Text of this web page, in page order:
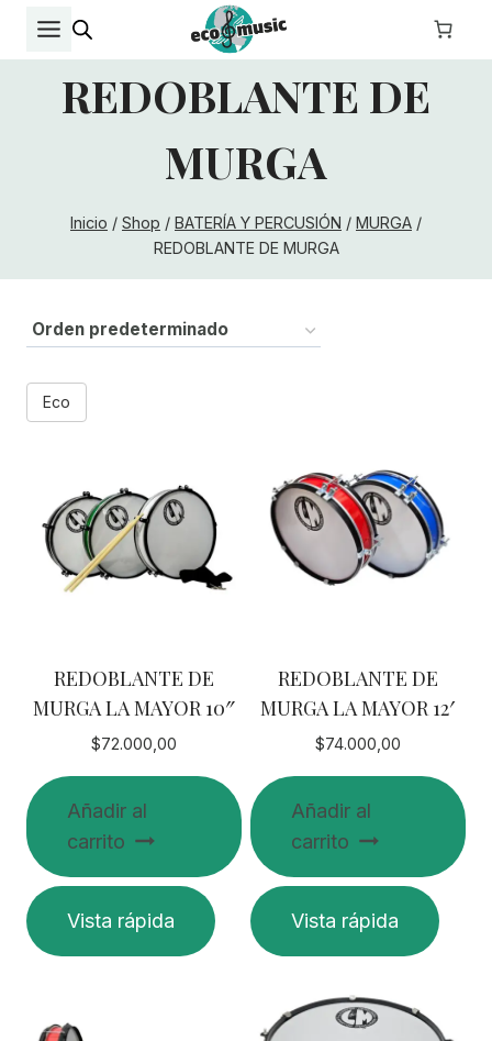
REDOBLANTE DE
MURGA
Inicio / Shop / BATERÍA Y PERCUSIÓN / MURGA /
REDOBLANTE DE MURGA
Eco
REDOBLANTE DE
MURGA LA MAYOR 10″
$72.000,00
Añadir al
carrito
Vista rápida
REDOBLANTE DE
MURGA LA MAYOR 12′
$74.000,00
Añadir al
carrito
Vista rápida